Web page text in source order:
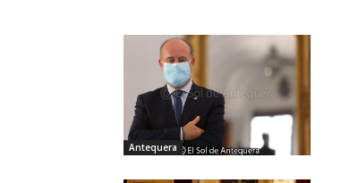
Antequera